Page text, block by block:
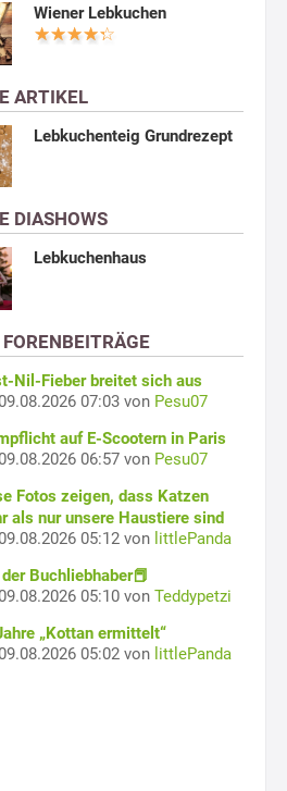
Wiener Lebkuchen
ARTIKEL
Lebkuchenteig Grundrezept
DIASHOWS
Lebkuchenhaus
Nil-Fieber breitet sich aus
07:03 von Pesu07
auf E-Scootern in Paris
06:57 von Pesu07
Fotos zeigen, dass Katzen
als nur unsere Haustiere sind
05:12 von littlePanda
Buchliebhaber📕
05:10 von Teddypetzi
„Kottan ermittelt“
05:02 von littlePanda